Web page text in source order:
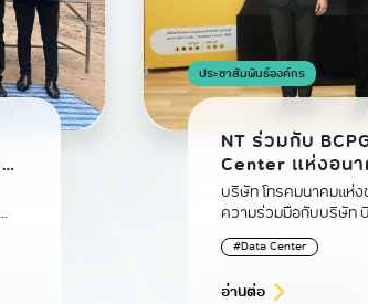
ประชาสัมพันธ์องค์กร
NT ร่วมกับ
Center แห่งอนาคต ยกระดับโครง
ฐานดิจิทัลไทยสู่
บริษัท โทรคมนาคมแห่ง
ความร่วมมือกับบริษัท
พลังงานหมุนเวียนของ
ลงทุนและพัฒนา
#Data Center
อ่านต่อ